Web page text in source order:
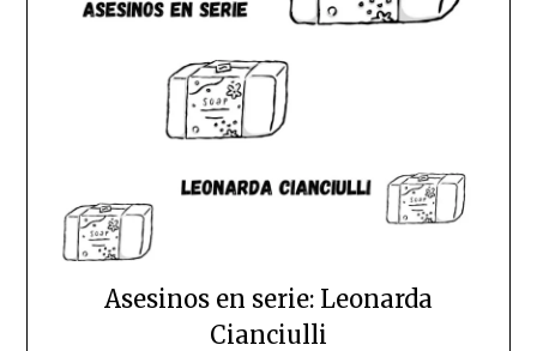
Asesinos en serie: Leonarda
Cianciulli